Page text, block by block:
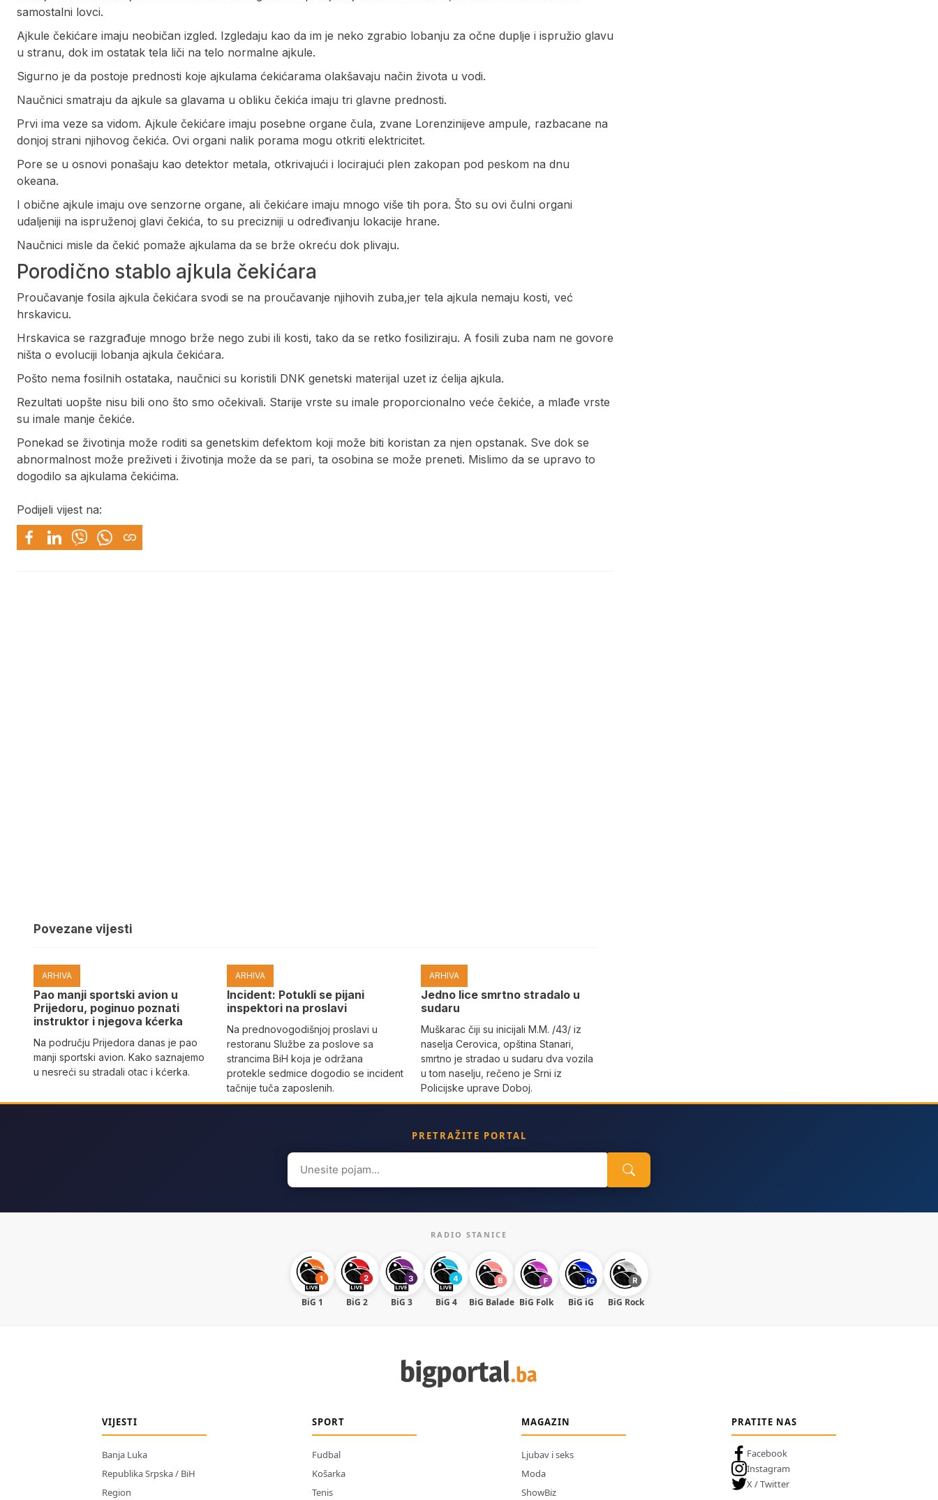
samostalni lovci.
Ajkule čekićare imaju neobičan izgled. Izgledaju kao da im je neko zgrabio lobanju za očne duplje i ispružio glavu
u stranu, dok im ostatak tela liči na telo normalne ajkule.
Sigurno je da postoje prednosti koje ajkulama ćekićarama olakšavaju način života u vodi.
Naučnici smatraju da ajkule sa glavama u obliku čekića imaju tri glavne prednosti.
Prvi ima veze sa vidom. Ajkule čekićare imaju posebne organe čula, zvane Lorenzinijeve ampule, razbacane na
donjoj strani njihovog čekića. Ovi organi nalik porama mogu otkriti elektricitet.
Pore se u osnovi ponašaju kao detektor metala, otkrivajući i locirajući plen zakopan pod peskom na dnu
okeana.
I obične ajkule imaju ove senzorne organe, ali čekićare imaju mnogo više tih pora. Što su ovi čulni organi
udaljeniji na ispruženoj glavi čekića, to su precizniji u određivanju lokacije hrane.
Naučnici misle da čekić pomaže ajkulama da se brže okreću dok plivaju.
Porodično stablo ajkula čekićara
Proučavanje fosila ajkula čekićara svodi se na proučavanje njihovih zuba,jer tela ajkula nemaju kosti, već
hrskavicu.
Hrskavica se razgrađuje mnogo brže nego zubi ili kosti, tako da se retko fosiliziraju. A fosili zuba nam ne govore
ništa o evoluciji lobanja ajkula čekićara.
Pošto nema fosilnih ostataka, naučnici su koristili DNK genetski materijal uzet iz ćelija ajkula.
Rezultati uopšte nisu bili ono što smo očekivali. Starije vrste su imale proporcionalno veće čekiće, a mlađe vrste
su imale manje čekiće.
Ponekad se životinja može roditi sa genetskim defektom koji može biti koristan za njen opstanak. Sve dok se
abnormalnost može preživeti i životinja može da se pari, ta osobina se može preneti. Mislimo da se upravo to
dogodilo sa ajkulama čekićima.
Podijeli vijest na:
Povezane vijesti
ARHIVA
Pao manji sportski avion u
Prijedoru, poginuo poznati
instruktor i njegova kćerka
Na području Prijedora danas je pao
manji sportski avion. Kako saznajemo
u nesreći su stradali otac i kćerka.
ARHIVA
Incident: Potukli se pijani
inspektori na proslavi
Na prednovogodišnjoj proslavi u
restoranu Službe za poslove sa
strancima BiH koja je održana
protekle sedmice dogodio se incident
tačnije tuča zaposlenih.
ARHIVA
Јedno lice smrtno stradalo u
sudaru
Muškarac čiji su inicijali M.M. /43/ iz
naselja Cerovica, opština Stanari,
smrtno je stradao u sudaru dva vozila
u tom naselju, rečeno je Srni iz
Policijske uprave Doboj.
PRETRAŽITE PORTAL
Search
for:
RADIO STANICE
BiG 1 BiG 2 BiG 3 BiG 4 BiG Balade BiG Folk BiG iG BiG Rock
VIJESTI
Banja Luka
Republika Srpska / BiH
Region
SPORT
Fudbal
Košarka
Tenis
MAGAZIN
Ljubav i seks
Moda
ShowBiz
PRATITE NAS
Facebook
Instagram
X / Twitter